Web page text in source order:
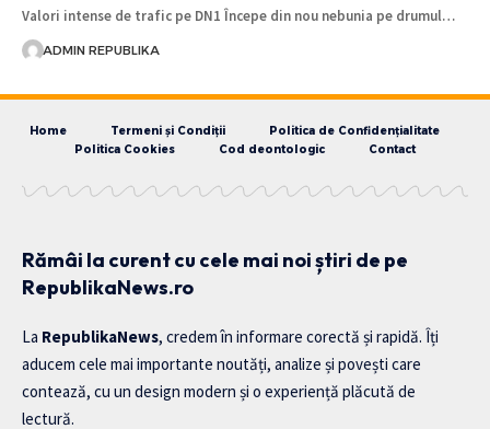
Valori intense de trafic pe DN1 Începe din nou nebunia pe drumul…
ADMIN REPUBLIKA
Home Termeni și Condiții
Politica de Confidențialitate
Politica Cookies
Cod deontologic Contact
Rămâi la curent cu cele mai noi știri de pe
RepublikaNews.ro
La RepublikaNews, credem în informare corectă și rapidă. Îți
aducem cele mai importante noutăți, analize și povești care
contează, cu un design modern și o experiență plăcută de
lectură.